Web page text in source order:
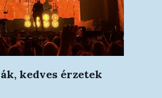
kedves érzetek